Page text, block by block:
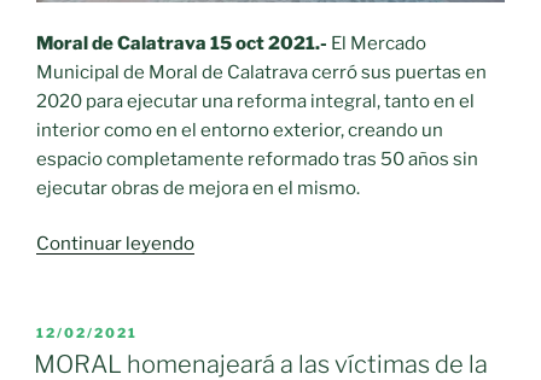
Moral de Calatrava 15 oct 2021.- El Mercado
Municipal de Moral de Calatrava cerró sus puertas en
2020 para ejecutar una reforma integral, tanto en el
interior como en el entorno exterior, creando un
espacio completamente reformado tras 50 años sin
ejecutar obras de mejora en el mismo.
Continuar leyendo«Moral
el
PUBLICADO
EL
12/02/2021
MORAL homenajeará a las víctimas de la